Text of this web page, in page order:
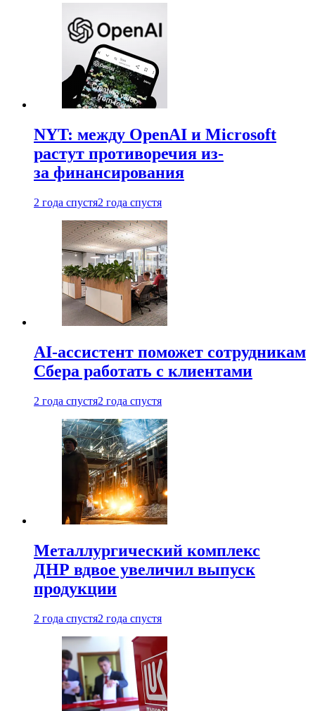
NYT: между OpenAI и Microsoft
растут противоречия из-
за финансирования
2 года спустя2 года спустя
AI-ассистент поможет сотрудникам
Сбера работать с клиентами
2 года спустя2 года спустя
Металлургический комплекс
ДНР вдвое увеличил выпуск
продукции
2 года спустя2 года спустя